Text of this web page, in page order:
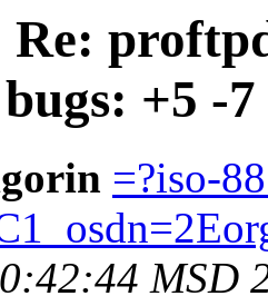
Re:
+5 -
=?iso-
MSD